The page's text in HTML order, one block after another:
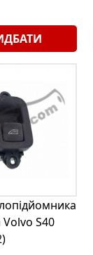
Volvo S40